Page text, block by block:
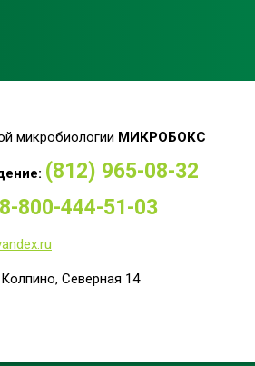
микробиологии МИКРОБОКС
(812) 965-08-32
8-800-444-51-03
Северная 14